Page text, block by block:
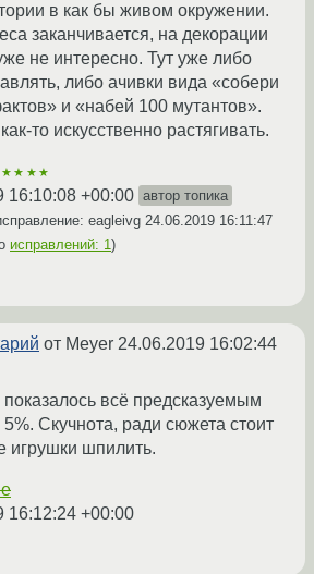
в как бы живом окружении.
заканчивается, на декорации
не интересно. Тут уже либо
либо ачивки вида «собери
и «набей 100 мутантов».
то искусственно растягивать.
16:10:08 +00:00 автор топика
eagleivg 24.06.2019 16:11:47
исправлений: 1)
от Meyer 24.06.2019 16:02:44
всё предсказуемым
Скучнота, ради сюжета стоит
игрушки шпилить.
16:12:24 +00:00